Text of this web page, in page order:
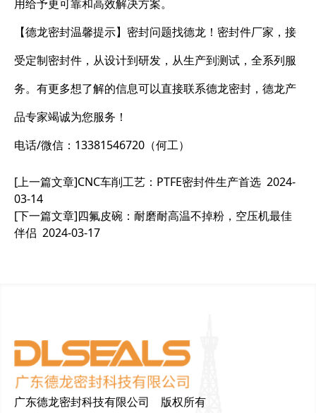
用给予更可靠和高效解决方案。
【德龙密封温馨提示】密封问题找德龙！密封件厂家，接
受定制密封件，从设计到研发，从生产到测试，全系列服
务。有更多想了解的信息可以直接联系德龙密封，德龙产
品专家竭诚为您服务！
电话/微信：13381546720（何工）
[上一篇文章]CNC车削工艺：PTFE密封件生产首选 2024-
03-14
[下一篇文章]四氟皮碗：耐磨耐高温不掉粉，空压机最佳
伴侣 2024-03-17
广东德龙密封科技有限公司 版权所有